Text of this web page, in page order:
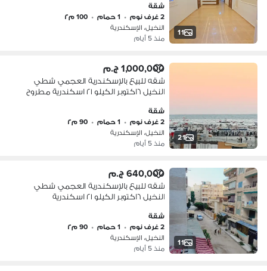
11
شقة
2 غرف نوم
• 1 حمام • 100 م٢
النخيل، الإسكندرية
منذ 5 أيام
21
1,000,000 ج.م
شقه للبيع بالإسكندرية العجمي شطي
النخيل ٦اكتوبر الكيلو ٢١ اسكندرية مطروح
شقة
2 غرف نوم
• 1 حمام • 90 م٢
النخيل، الإسكندرية
منذ 5 أيام
11
640,000 ج.م
شقه للبيع بالإسكندرية العجمي شطي
النخيل ٦اكتوبر الكيلو ٢١ اسكندرية
شقة
2 غرف نوم
• 1 حمام • 90 م٢
النخيل، الإسكندرية
منذ 5 أيام